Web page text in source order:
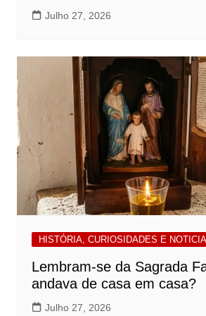
Julho 27, 2026
HISTÓRIA, CURIOSIDADES E
Lembram-se da Sagrada
andava de casa em casa?
Julho 27, 2026